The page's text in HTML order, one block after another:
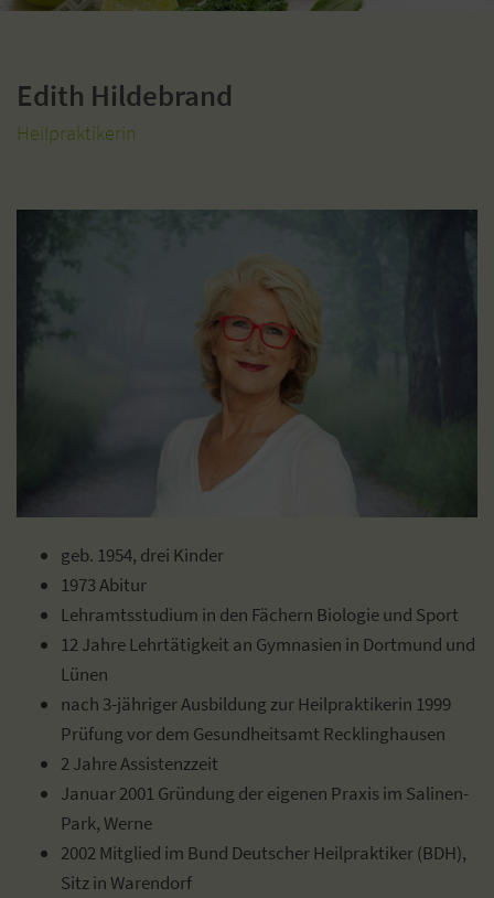
Edith Hildebrand
Heilpraktikerin
geb. 1954, drei Kinder
1973 Abitur
Lehramtsstudium in den Fächern Biologie und Sport
12 Jahre Lehrtätigkeit an Gymnasien in Dortmund und
Lünen
nach 3-jähriger Ausbildung zur Heilpraktikerin 1999
Prüfung vor dem Gesundheitsamt Recklinghausen
2 Jahre Assistenzzeit
Januar 2001 Gründung der eigenen Praxis im Salinen-
Park, Werne
2002 Mitglied im Bund Deutscher Heilpraktiker (BDH),
Sitz in Warendorf